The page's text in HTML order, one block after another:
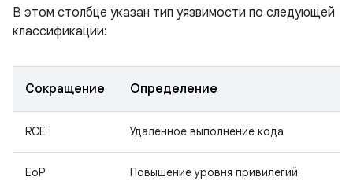
В этом столбце указан тип уязвимости по следующей
классификации:
Сокращение Определение
RCE Удаленное выполнение кода
EoP Повышение уровня привилегий